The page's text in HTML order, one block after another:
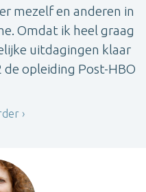
mezelf en anderen in
Omdat ik heel graag
uitdagingen klaar
opleiding Post-HBO